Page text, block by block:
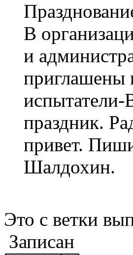
В
и
приглашены
праздник.
привет.
Шалдохин.
Это с ветки
Записан